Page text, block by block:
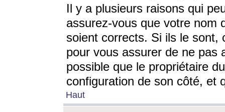
Il y a plusieurs raisons qui
assurez-vous que votre nom
soient corrects. Si ils le sont,
pour vous assurer de ne pas
possible que le propriétaire
configuration de son côté, et
Haut